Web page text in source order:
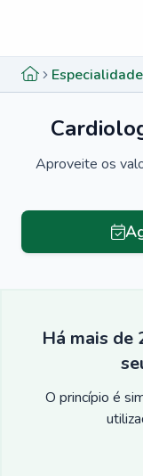
Aproveite os
Há mais de
O princípio é